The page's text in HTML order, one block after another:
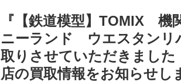
『【鉄道模型】TOMIX 機
ニーランド ウエスタンリ
取りさせていただきました
店の買取情報をお知らせし